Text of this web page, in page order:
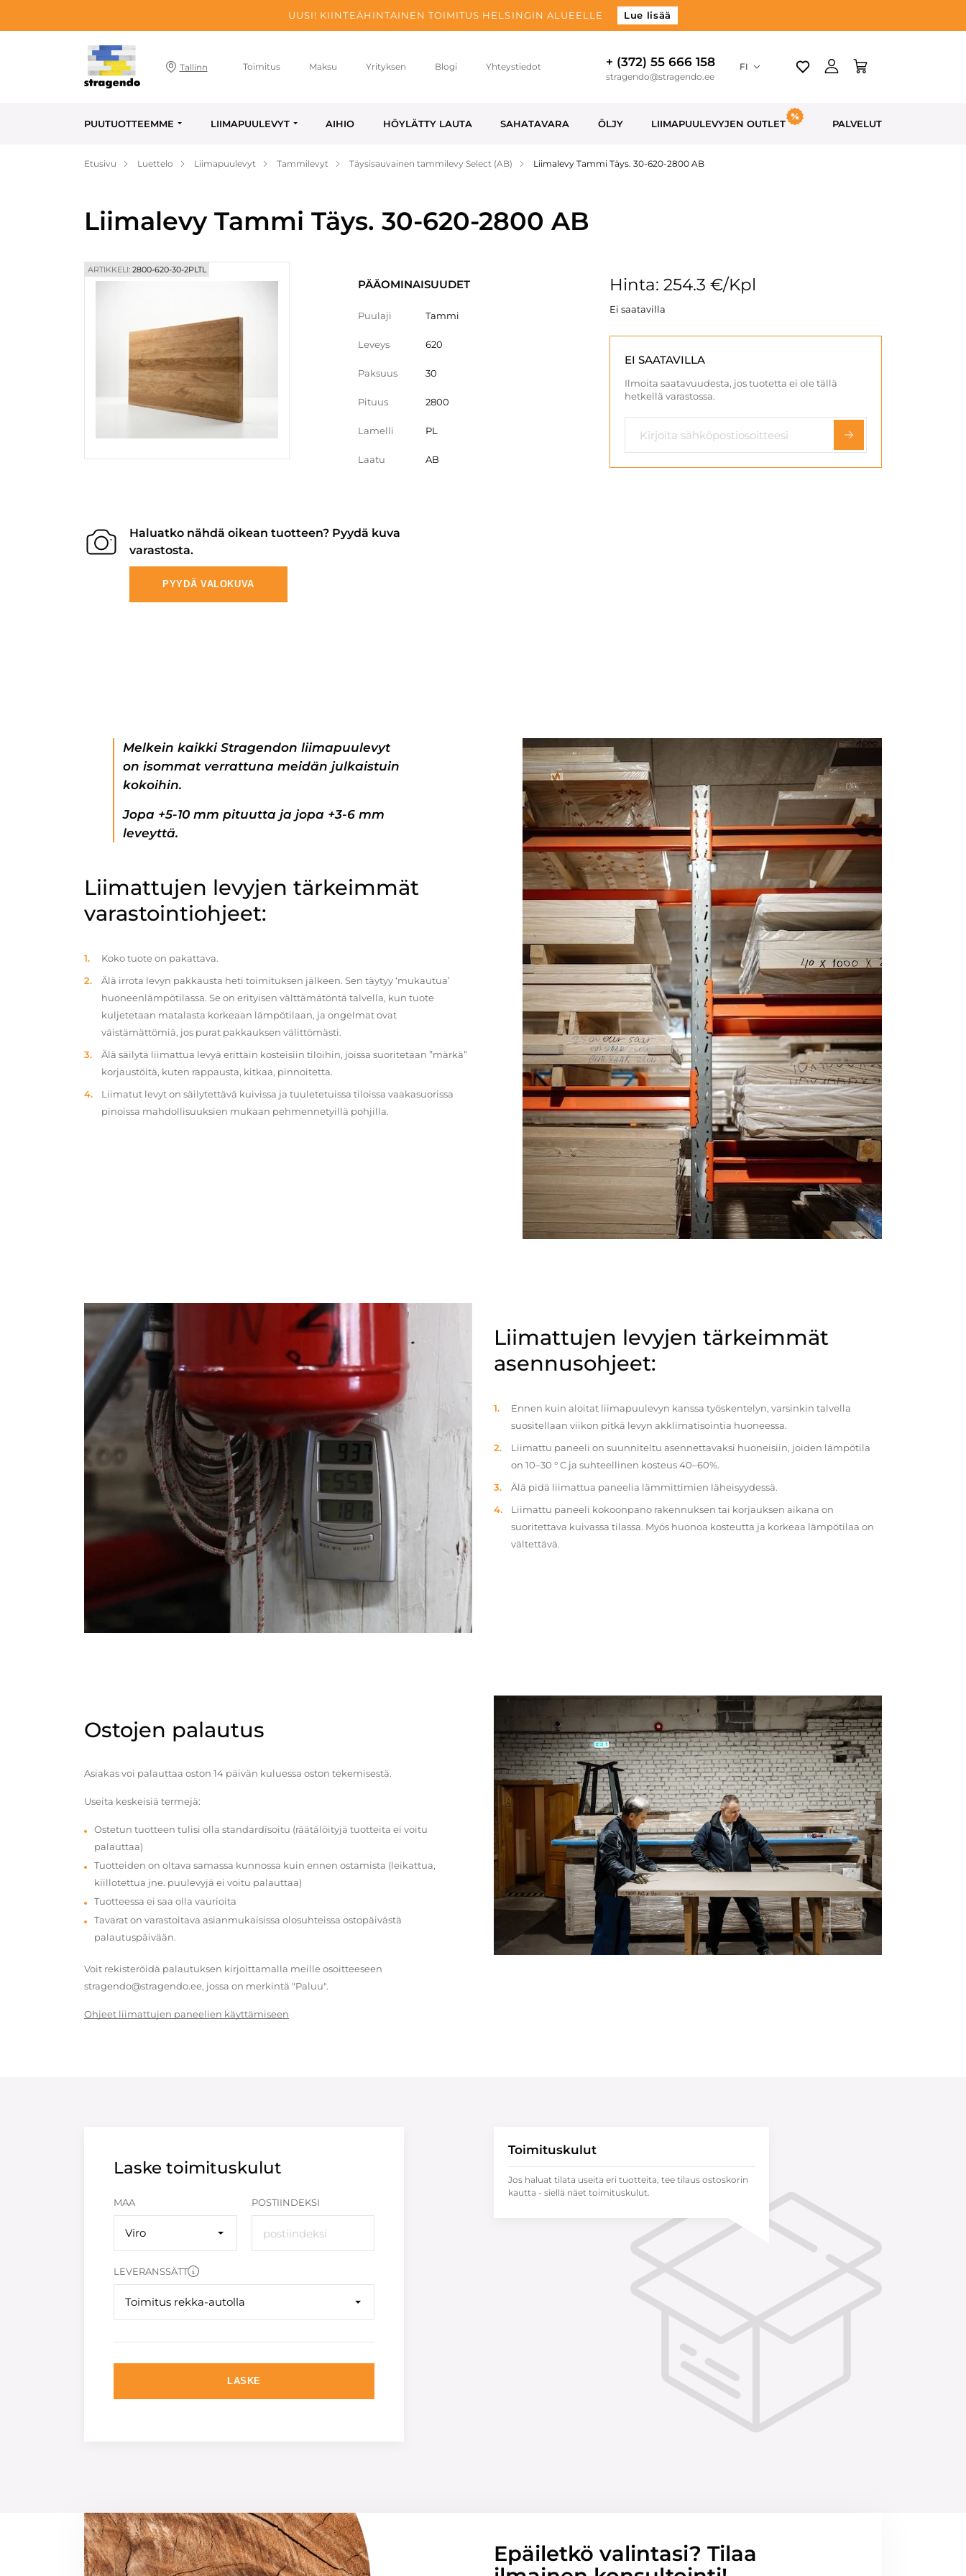
UUSI! KIINTEÄHINTAINEN TOIMITUS HELSINGIN ALUEELLE Lue lisää
Tallinn Toimitus Maksu Yrityksen Blogi Yhteystiedot + (372) 55 666 158
stragendo@stragendo.ee
FI
PUUTUOTTEEMME LIIMAPUULEVYT AIHIO HÖYLÄTTY LAUTA SAHATAVARA ÖLJY LIIMAPUULEVYJEN OUTLET PALVELUT
Etusivu Luettelo Liimapuulevyt Tammilevyt Täysisauvainen tammilevy Select (AB) Liimalevy Tammi Täys. 30-620-2800 AB
Liimalevy Tammi Täys. 30-620-2800 AB
ARTIKKELI: 2800-620-30-2PLTL
PÄÄOMINAISUUDET
Puulaji Tammi
Leveys 620
Paksuus 30
Pituus 2800
Lamelli PL
Laatu AB
Hinta: 254.3 €/Kpl
Ei saatavilla
EI SAATAVILLA
Ilmoita saatavuudesta, jos tuotetta ei ole tällä
hetkellä varastossa.
Haluatko nähdä oikean tuotteen? Pyydä kuva
varastosta.
PYYDÄ VALOKUVA
Melkein kaikki Stragendon liimapuulevyt
on isommat verrattuna meidän julkaistuin
kokoihin.
Jopa +5-10 mm pituutta ja jopa +3-6 mm
leveyttä.
Liimattujen levyjen tärkeimmät
varastointiohjeet:
Koko tuote on pakattava.
Älä irrota levyn pakkausta heti toimituksen jälkeen. Sen täytyy ‘mukautua’
huoneenlämpötilassa. Se on erityisen välttämätöntä talvella, kun tuote
kuljetetaan matalasta korkeaan lämpötilaan, ja ongelmat ovat
väistämättömiä, jos purat pakkauksen välittömästi.
Älä säilytä liimattua levyä erittäin kosteisiin tiloihin, joissa suoritetaan ”märkä”
korjaustöitä, kuten rappausta, kitkaa, pinnoitetta.
Liimatut levyt on säilytettävä kuivissa ja tuuletetuissa tiloissa vaakasuorissa
pinoissa mahdollisuuksien mukaan pehmennetyillä pohjilla.
Liimattujen levyjen tärkeimmät
asennusohjeet:
Ennen kuin aloitat liimapuulevyn kanssa työskentelyn, varsinkin talvella
suositellaan viikon pitkä levyn akklimatisointia huoneessa.
Liimattu paneeli on suunniteltu asennettavaksi huoneisiin, joiden lämpötila
on 10–30 ° C ja suhteellinen kosteus 40–60%.
Älä pidä liimattua paneelia lämmittimien läheisyydessä.
Liimattu paneeli kokoonpano rakennuksen tai korjauksen aikana on
suoritettava kuivassa tilassa. Myös huonoa kosteutta ja korkeaa lämpötilaa on
vältettävä.
Ostojen palautus
Asiakas voi palauttaa oston 14 päivän kuluessa oston tekemisestä.
Useita keskeisiä termejä:
Ostetun tuotteen tulisi olla standardisoitu (räätälöityjä tuotteita ei voitu
palauttaa)
Tuotteiden on oltava samassa kunnossa kuin ennen ostamista (leikattua,
kiillotettua jne. puulevyjä ei voitu palauttaa)
Tuotteessa ei saa olla vaurioita
Tavarat on varastoitava asianmukaisissa olosuhteissa ostopäivästä
palautuspäivään.
Voit rekisteröidä palautuksen kirjoittamalla meille osoitteeseen
stragendo@stragendo.ee, jossa on merkintä "Paluu".
Ohjeet liimattujen paneelien käyttämiseen
Laske toimituskulut
MAA
Viro
POSTIINDEKSI
LEVERANSSÄTT
Toimitus rekka-autolla
LASKE
Toimituskulut
Jos haluat tilata useita eri tuotteita, tee tilaus ostoskorin
kautta - siellä näet toimituskulut.
Epäiletkö valintasi? Tilaa